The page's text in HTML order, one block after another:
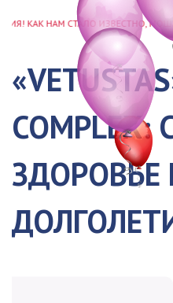
СТАЛО ИЗВЕСТНО, МОШЕННИКИ
ЗДОРОВЬЕ